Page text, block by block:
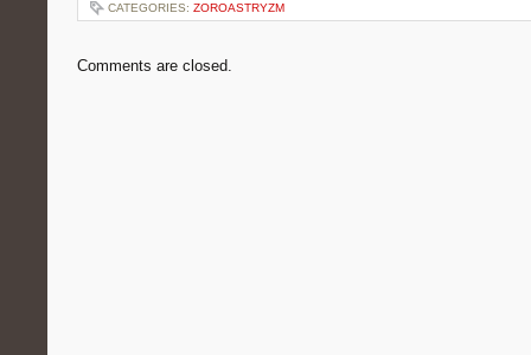
CATEGORIES: ZOROASTRYZM
Comments are closed.